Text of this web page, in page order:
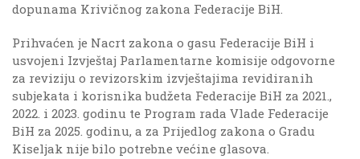
dopunama Krivičnog zakona Federacije BiH.
Prihvaćen je Nacrt zakona o gasu Federacije BiH i
usvojeni Izvještaj Parlamentarne komisije odgovorne
za reviziju o revizorskim izvještajima revidiranih
subjekata i korisnika budžeta Federacije BiH za 2021.,
2022. i 2023. godinu te Program rada Vlade Federacije
BiH za 2025. godinu, a za Prijedlog zakona o Gradu
Kiseljak nije bilo potrebne većine glasova.